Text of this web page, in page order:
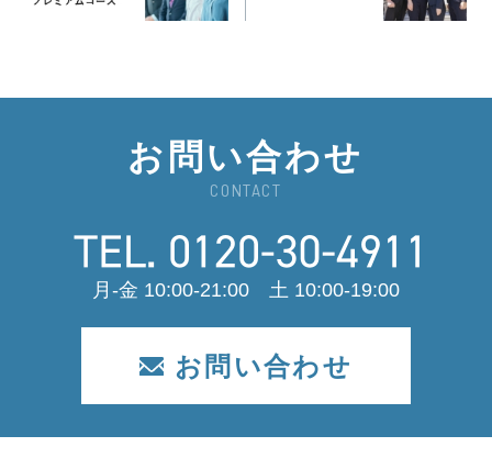
お問い合わせ
CONTACT
月-金 10:00-21:00 土 10:00-19:00
お問い合わせ